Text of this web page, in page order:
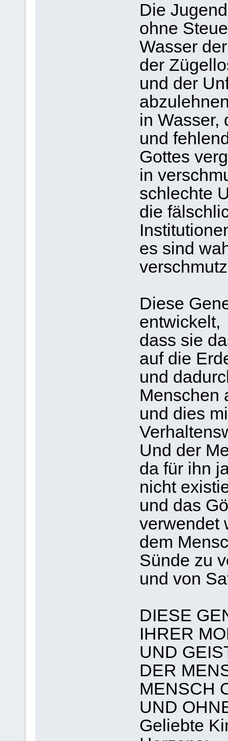
Die
ohne
Wasser
der
und der
in Wasser,
und
Gottes
in
schlechte
die
es sind
Diese
entwickelt,
dass sie
auf die
und
Menschen
und dies
Und der
da für ihn
nicht
und das
verwendet
dem
Sünde zu
und von
DIESE
IHRER
UND
DER
MENSCH
UND
Geliebte